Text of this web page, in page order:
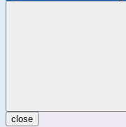
close